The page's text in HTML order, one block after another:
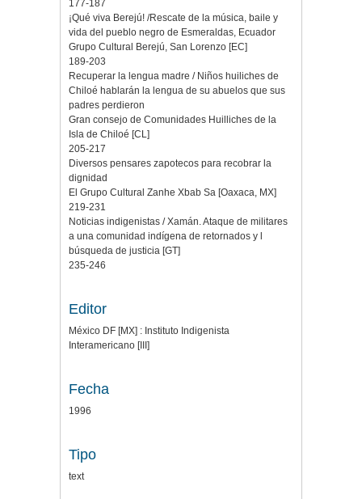
177-187
¡Qué viva Berejú! /Rescate de la música, baile y
vida del pueblo negro de Esmeraldas, Ecuador
Grupo Cultural Berejú, San Lorenzo [EC]
189-203
Recuperar la lengua madre / Niños huiliches de
Chiloé hablarán la lengua de su abuelos que sus
padres perdieron
Gran consejo de Comunidades Huilliches de la
Isla de Chiloé [CL]
205-217
Diversos pensares zapotecos para recobrar la
dignidad
El Grupo Cultural Zanhe Xbab Sa [Oaxaca, MX]
219-231
Noticias indigenistas / Xamán. Ataque de militares
a una comunidad indígena de retornados y l
búsqueda de justicia [GT]
235-246
Editor
México DF [MX] : Instituto Indigenista
Interamericano [III]
Fecha
1996
Tipo
text